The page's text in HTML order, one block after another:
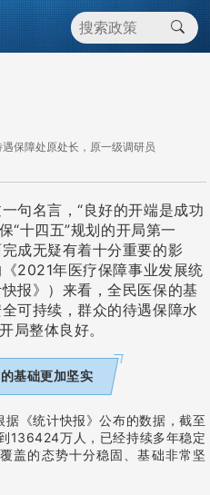
保障处原处长，原一级调研员
句名言，“良好的开端是成功
“十四五”规划的开局第一
成无疑有着十分重要的影
2021年医疗保障事业发展统
报》）来看，全民医保的基
可持续，群众的待遇保障水
局整体良好。
基础更加坚实
据《统计快报》公布的数据，截至
136424万人，已经持续多年稳定
盖的态势十分稳固、基础非常坚